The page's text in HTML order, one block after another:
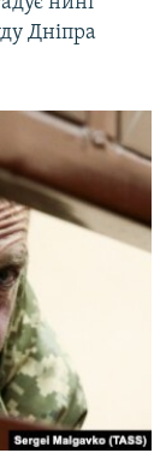
Дніпра